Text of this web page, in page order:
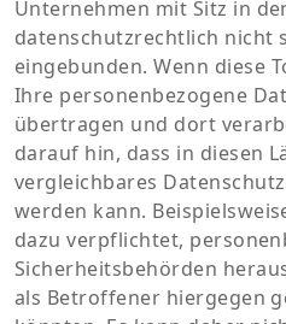
Unternehmen mit Sitz in
datenschutzrechtlich nicht
eingebunden. Wenn diese
Ihre personenbezogene
übertragen und dort
darauf hin, dass in diesen
vergleichbares
werden kann.
dazu verpflichtet,
Sicherheitsbehörden
als Betroffener hiergegen